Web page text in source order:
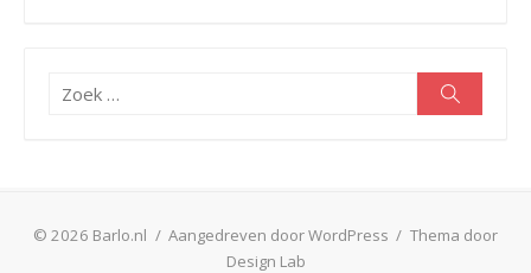
Zoeken
© 2026 Barlo.nl / Aangedreven door WordPress / Thema door
Design Lab